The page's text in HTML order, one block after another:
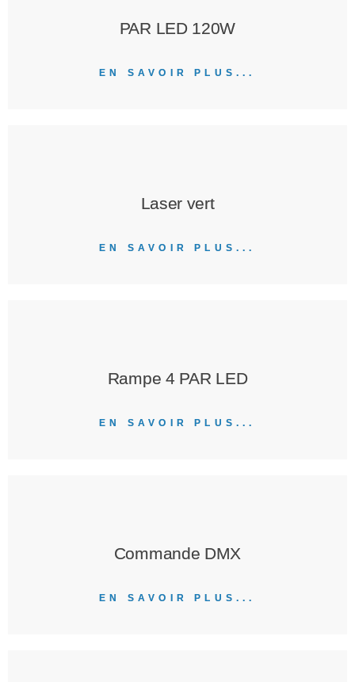
PAR LED 120W
EN SAVOIR PLUS...
Laser vert
EN SAVOIR PLUS...
Rampe 4 PAR LED
EN SAVOIR PLUS...
Commande DMX
EN SAVOIR PLUS...